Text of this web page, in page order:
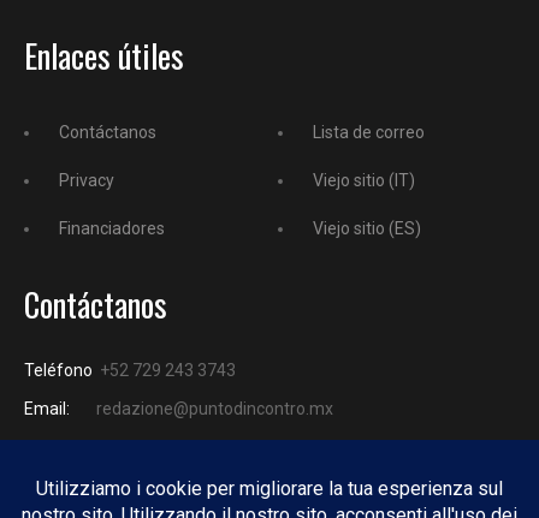
Enlaces útiles
Contáctanos
Privacy
Financiadores
Lista de correo
Viejo sitio (IT)
Viejo sitio (ES)
Contáctanos
Teléfono +52 729 243 3743
Email:
redazione@puntodincontro.mx
PUNTODINCONTRO